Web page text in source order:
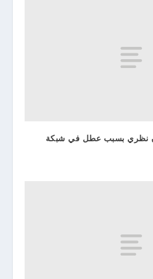
400 امتحان نظري بسبب عطل في شبكة